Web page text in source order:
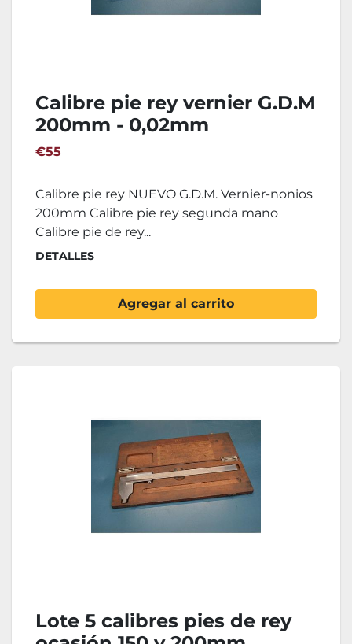
Calibre pie rey vernier G.D.M
200mm - 0,02mm
€55
Calibre pie rey NUEVO G.D.M. Vernier-nonios
200mm Calibre pie rey segunda mano
Calibre pie de rey...
DETALLES
Agregar al carrito
Lote 5 calibres pies de rey